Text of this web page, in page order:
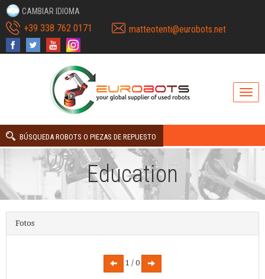
CAMBIAR IDIOMA
+39 338 762 0171 matteotenti@eurobots.net
BÚSQUEDA ROBOTS O PIEZAS DE REPUESTO
Education
Fotos
1 / 0